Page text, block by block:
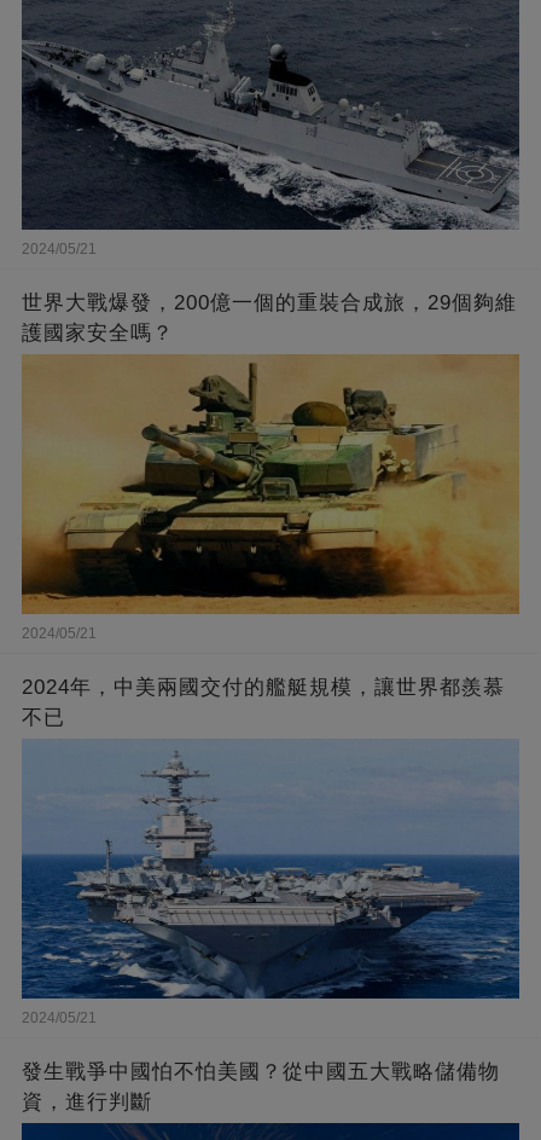
2024/05/21
世界大戰爆發，200億一個的重裝合成旅，29個夠維
護國家安全嗎？
2024/05/21
2024年，中美兩國交付的艦艇規模，讓世界都羨慕
不已
2024/05/21
發生戰爭中國怕不怕美國？從中國五大戰略儲備物
資，進行判斷